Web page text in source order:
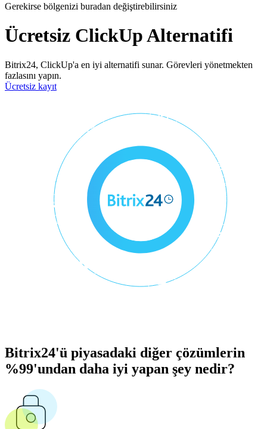
Gerekirse bölgenizi buradan değiştirebilirsiniz
Ücretsiz ClickUp Alternatifi
Bitrix24, ClickUp'a en iyi alternatifi sunar. Görevleri yönetmekten
fazlasını yapın.
Ücretsiz kayıt
Bitrix24'ü piyasadaki diğer çözümlerin
%99'undan daha iyi yapan şey nedir?